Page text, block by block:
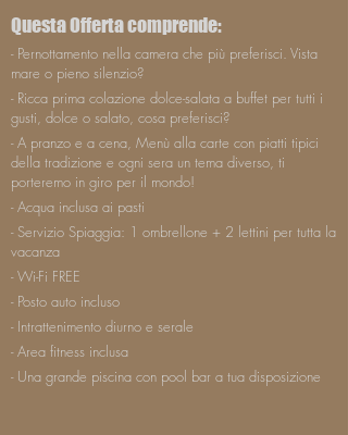
Questa Offerta comprende:
- Pernottamento nella camera che più preferisci. Vista
mare o pieno silenzio?
- Ricca prima colazione dolce-salata a buffet per tutti i
gusti, dolce o salato, cosa preferisci?
- A pranzo e a cena, Menù alla carte con piatti tipici
della tradizione e ogni sera un tema diverso, ti
porteremo in giro per il mondo!
- Acqua inclusa ai pasti
- Servizio Spiaggia: 1 ombrellone + 2 lettini per tutta la
vacanza
- Wi-Fi FREE
- Posto auto incluso
- Intrattenimento diurno e serale
- Area fitness inclusa
- Una grande piscina con pool bar a tua disposizione